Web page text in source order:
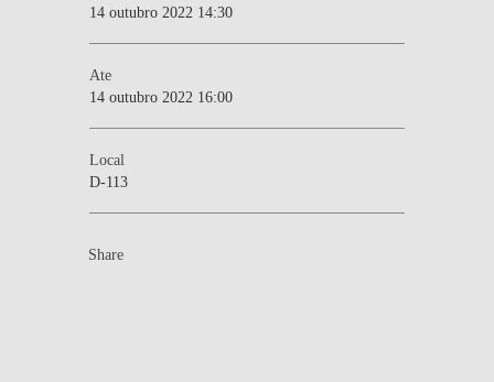
14 outubro 2022 14:30
Ate
14 outubro 2022 16:00
Local
D-113
Share